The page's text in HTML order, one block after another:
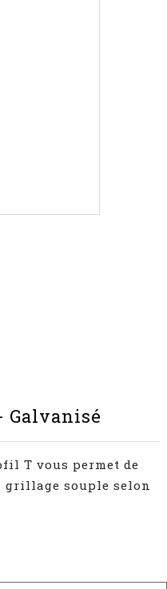
Galvanisé
T vous permet de
souple selon